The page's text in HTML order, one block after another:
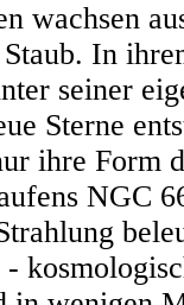
wachsen
In
seiner
Sterne
ihre Form
NGC